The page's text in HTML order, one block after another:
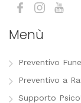
Menù
Preventivo
Preventivo a
Supporto